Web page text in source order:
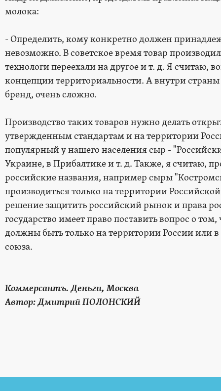
молока:
- Определить, кому конкретно должен
невозможно. В советское время товар
технологи переехали на другое и т. д. Я считаю,
концепции территориальности. А внутри
бренд, очень сложно.
Производство таких товаров нужно делать
утвержденным стандартам и на территории
популярный у нашего населения сыр -
Украине, в Прибалтике и т. д. Также, я считаю,
российские названия, например сыры
производиться только на территории
решение защитить российский рынок и права
государство имеет право поставить вопрос о
должны быть только на территории России или
союза.
Коммерсантъ. Деньги, Москва
Автор: Дмитрий ПОЛОНСКИЙ